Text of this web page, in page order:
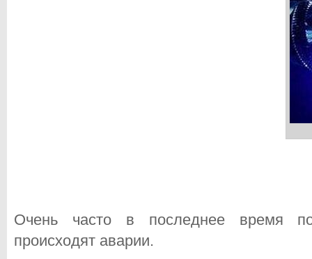
Очень часто в последнее время
происходят аварии.